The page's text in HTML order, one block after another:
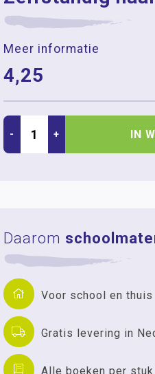
Meer informatie
4,25
- + IN
Daarom
Voor school en thuis
Gratis levering in
Alle boeken per